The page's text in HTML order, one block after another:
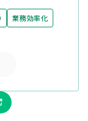
業務効率化